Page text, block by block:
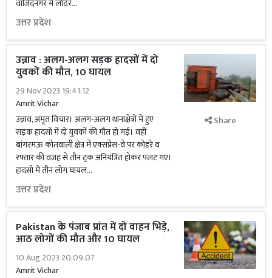
वाजिदनगर में लोडर...
उत्तर प्रदेश
उन्नाव : अलग-अलग सड़क हादसों में दो
युवकों की मौत, 10 घायल
29 Nov 2023 19:41:12
Amrit Vichar
उन्नाव, अमृत विचार। अलग-अलग थानाक्षेत्रों में हुए
सड़क हादसों में दो युवकों की मौत हो गई। वहीं
बांगरमऊ कोतवाली क्षेत्र में एक्सप्रेस-वे पर कोहरे व
रफ्तार की वजह से तीन ट्रक अनियंत्रित होकर पलट गए।
हादसों में तीन लोग घायल...
उत्तर प्रदेश
Share
Pakistan के पंजाब प्रांत में दो वाहन भिड़े,
आठ लोगों की मौत और 10 घायल
10 Aug 2023 20:09:07
Amrit Vichar